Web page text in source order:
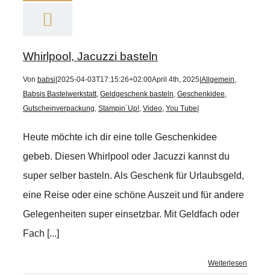
Whirlpool, Jacuzzi basteln
Von babsi 2025-04-03T17:15:26+02:00April 4th, 2025 Allgemein,
Babsis Bastelwerkstatt, Geldgeschenk basteln, Geschenkidee,
Gutscheinverpackung, Stampin´Up!, Video, You Tube
Heute möchte ich dir eine tolle Geschenkidee
gebeb. Diesen Whirlpool oder Jacuzzi kannst du
super selber basteln. Als Geschenk für Urlaubsgeld,
eine Reise oder eine schöne Auszeit und für andere
Gelegenheiten super einsetzbar. Mit Geldfach oder
Fach [...]
Weiterlesen